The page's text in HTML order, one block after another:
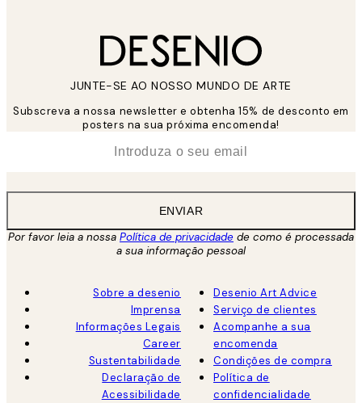
JUNTE-SE AO NOSSO MUNDO DE ARTE
Subscreva a nossa newsletter e obtenha 15% de desconto em
posters na sua próxima encomenda!
ENVIAR
Por favor leia a nossa Política de privacidade de como é processada
a sua informação pessoal
Sobre a desenio
Imprensa
Informações Legais
Career
Sustentabilidade
Declaração de
Acessibilidade
Desenio Art Advice
Serviço de clientes
Acompanhe a sua
encomenda
Condições de compra
Política de
confidencialidade